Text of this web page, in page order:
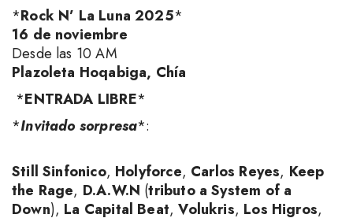
*Rock N’ La Luna 2025*
16 de noviembre
Desde las 10 AM
Plazoleta Hoqabiga, Chía
*ENTRADA LIBRE*
*Invitado sorpresa*:
Still Sinfonico, Holyforce, Carlos Reyes, Keep
the Rage, D.A.W.N (tributo a System of a
Down), La Capital Beat,Volukris, Los Higros,